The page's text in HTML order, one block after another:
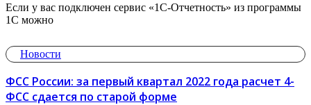
Если у вас подключен сервис «1С-Отчетность» из программы
1С можно
Новости
ФСС России: за первый квартал 2022 года расчет 4-
ФСС сдается по старой форме